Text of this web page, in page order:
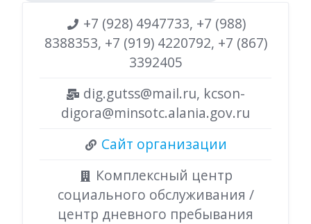
+7 (928) 4947733, +7 (988)
8388353, +7 (919) 4220792, +7 (867)
3392405
dig.gutss@mail.ru, kcson-
digora@minsotc.alania.gov.ru
Сайт организации
Комплексный центр
социального обслуживания /
центр дневного пребывания